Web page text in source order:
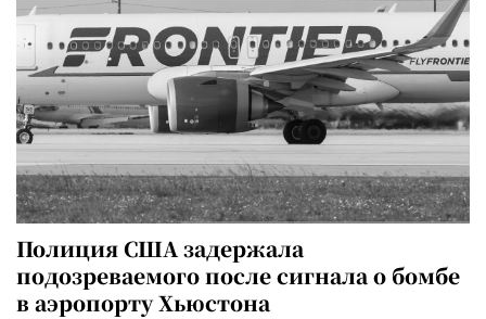
Полиция США задержала
подозреваемого после сигнала о бомбе
в аэропорту Хьюстона